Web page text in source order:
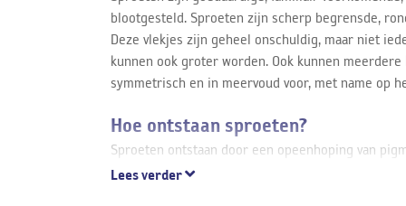
blootgesteld. Sproeten zijn scherp begrensde,
Deze vlekjes zijn geheel onschuldig, maar niet
kunnen ook groter worden. Ook kunnen
symmetrisch en in meervoud voor, met name op
Hoe ontstaan sproeten?
Sproeten ontstaan door een opeenhoping van
pigment af. Of iemand sproeten krijgt hangt af
Lees verder